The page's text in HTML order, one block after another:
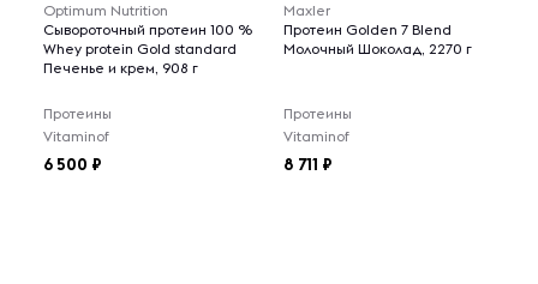
Optimum Nutrition
Сывороточный протеин 100 %
Whey protein Gold standard
Печенье и крем, 908 г
Протеины
Vitaminof
6 500
Maxler
Протеин Golden 7 Blend
Молочный Шоколад, 2270 г
Протеины
Vitaminof
8 711